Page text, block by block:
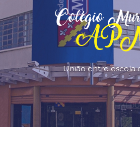
COLÉGIO MURIALDO
NÍVEIS DE ENSINO
HIGH SCHOOL
Colégio
União entre escola